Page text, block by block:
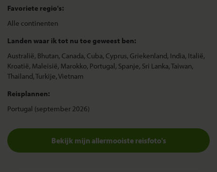
Favoriete regio's:
Alle continenten
Landen waar ik tot nu toe geweest ben:
Australië, Bhutan, Canada, Cuba, Cyprus, Griekenland, India, Italië,
Kroatië, Maleisië, Marokko, Portugal, Spanje, Sri Lanka, Taiwan,
Thailand, Turkije, Vietnam
Reisplannen:
Portugal (september 2026)
Bekijk mijn allermooiste reisfoto's